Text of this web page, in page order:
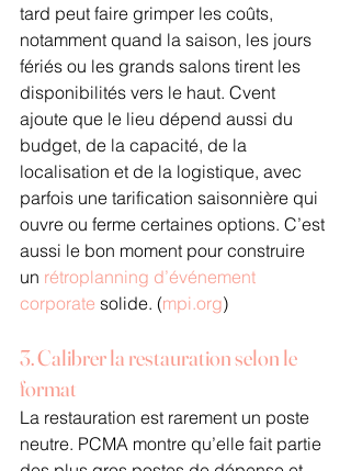
tard peut faire grimper les coûts,
notamment quand la saison, les jours
fériés ou les grands salons tirent les
disponibilités vers le haut. Cvent
ajoute que le lieu dépend aussi du
budget, de la capacité, de la
localisation et de la logistique, avec
parfois une tarification saisonnière qui
ouvre ou ferme certaines options. C’est
aussi le bon moment pour construire
un rétroplanning d’événement
corporate solide. (mpi.org)
3. Calibrer la restauration selon le
format
La restauration est rarement un poste
neutre. PCMA montre qu’elle fait partie